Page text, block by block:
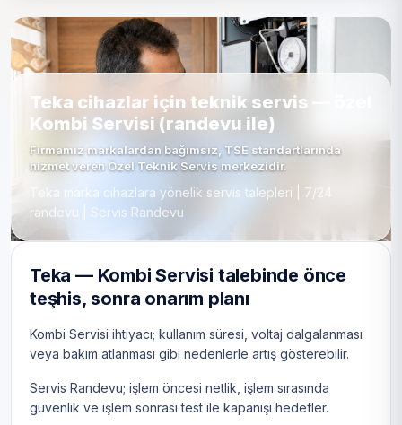
Teka cihazlar için teknik servis — özel
Kombi Servisi (randevu ile)
Firmamız markalardan bağımsız, TSE standartlarında
hizmet veren Özel Teknik Servis merkezidir.
Teka marka cihazlara yönelik servis talepleri | 7/24
randevu | Servis Randevu
Teka — Kombi Servisi talebinde önce
teşhis, sonra onarım planı
Kombi Servisi ihtiyacı; kullanım süresi, voltaj dalgalanması
veya bakım atlanması gibi nedenlerle artış gösterebilir.
Servis Randevu; işlem öncesi netlik, işlem sırasında
güvenlik ve işlem sonrası test ile kapanışı hedefler.